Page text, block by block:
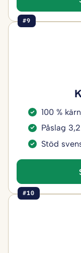
#9
100 %
Påslag
Stöd
#10